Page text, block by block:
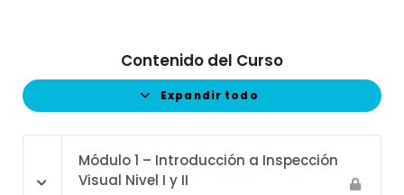
Contenido del Curso
Expandir todo
Módulo 1 – Introducción a Inspección
Visual Nivel I y II